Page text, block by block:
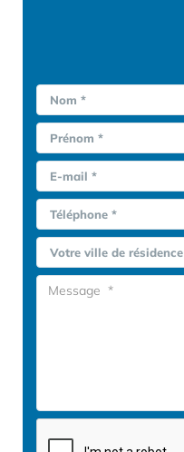
Nom *
Prénom *
E-mail *
Téléphone *
Votre ville de